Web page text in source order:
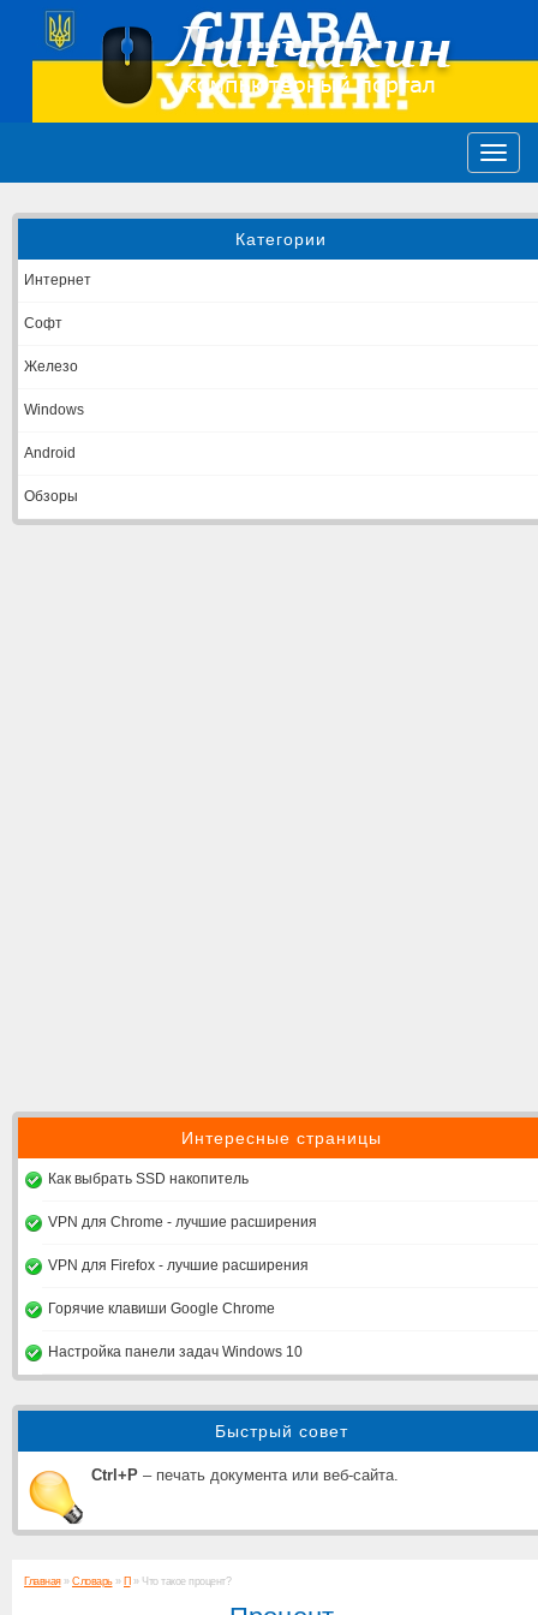
Категории
Интернет
Софт
Железо
Windows
Android
Обзоры
Интересные страницы
Как выбрать SSD накопитель
VPN для Chrome - лучшие расширения
VPN для Firefox - лучшие расширения
Горячие клавиши Google Chrome
Настройка панели задач Windows 10
Быстрый совет
Ctrl+P – печать документа или веб-сайта.
Главная» Словарь» П » Что такое процент?